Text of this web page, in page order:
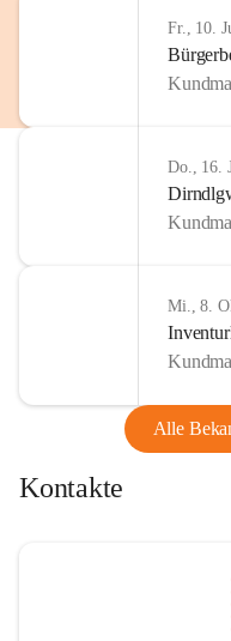
Fr., 10.
Do., 16.
Mi., 8.
Alle
Kontakte